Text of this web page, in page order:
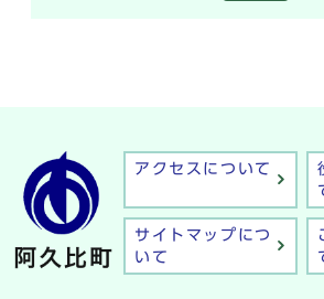
アクセスについて
サイトマップにつ
いて